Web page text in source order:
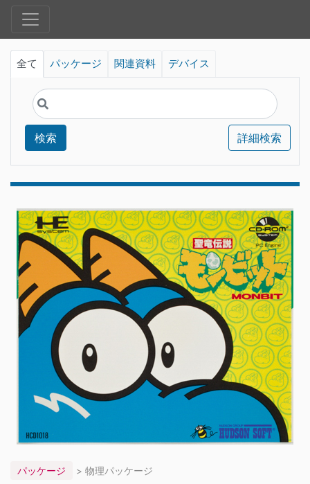
全て パッケージ 関連資料 デバイス
検索 詳細検索
パッケージ > 物理パッケージ